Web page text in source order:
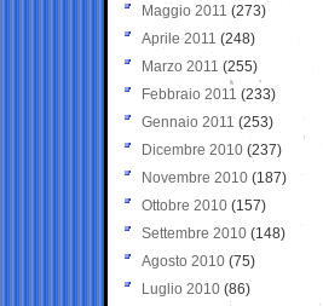
Maggio 2011 (273)
Aprile 2011 (248)
Marzo 2011 (255)
Febbraio 2011 (233)
Gennaio 2011 (253)
Dicembre 2010 (237)
Novembre 2010 (187)
Ottobre 2010 (157)
Settembre 2010 (148)
Agosto 2010 (75)
Luglio 2010 (86)